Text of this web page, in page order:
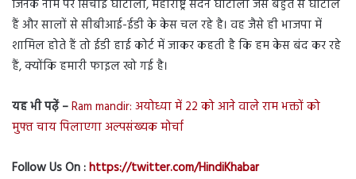
जिनके नाम पर सिंचाई घोटाला, महाराष्ट्र सदन घोटाला जैसे बहुत से घोटाले
हैं और सालों से सीबीआई-ईडी के केस चल रहे है। वह जैसे ही भाजपा में
शामिल होते हैं तो ईडी हाई कोर्ट में जाकर कहती है कि हम केस बंद कर रहे
हैं, क्योंकि हमारी फाइल खो गई है।
यह भी पढ़ें –Ram mandir: अयोध्या में 22 को आने वाले राम भक्तों को
मुफ्त चाय पिलाएगा अल्पसंख्यक मोर्चा
Follow Us On :https://twitter.com/HindiKhabar